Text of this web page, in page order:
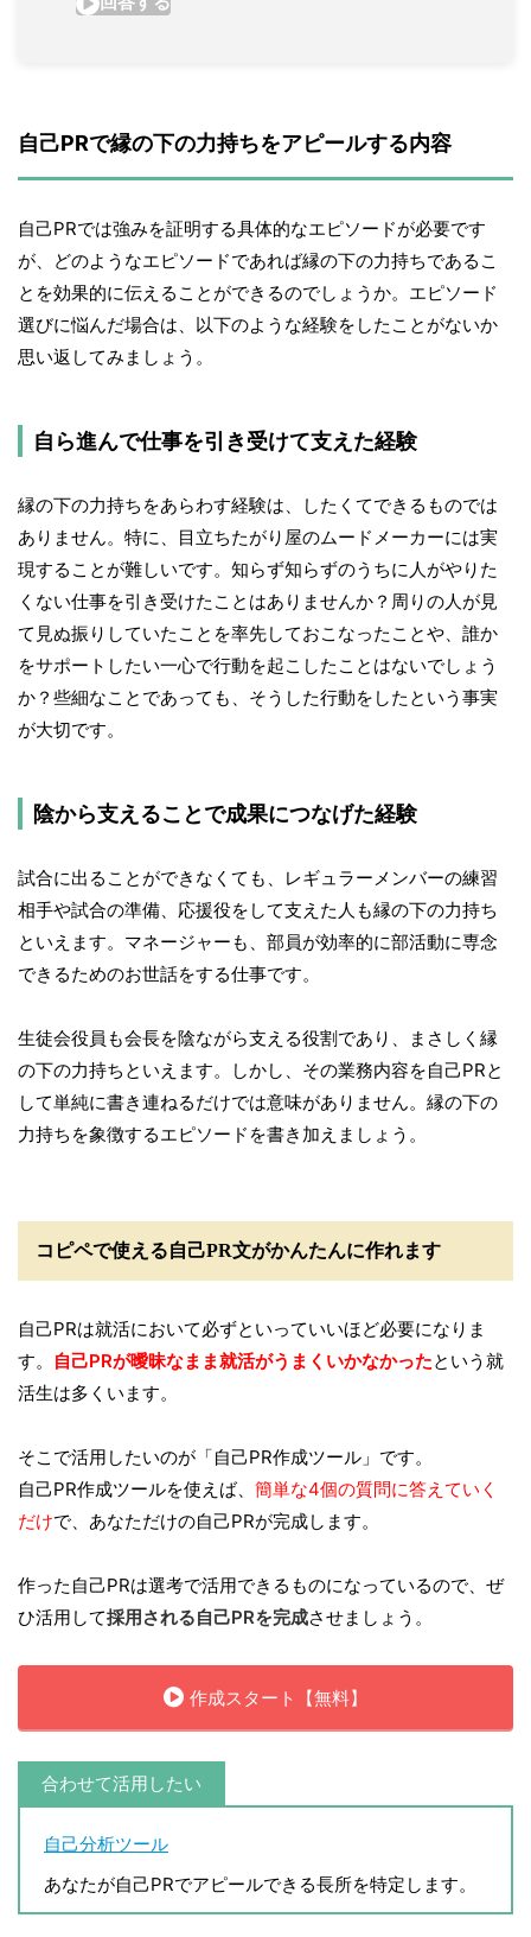
自己PRで縁の下の力持ちをアピールする内容
自己PRでは強みを証明する具体的なエピソードが必要です
が、どのようなエピソードであれば縁の下の力持ちであるこ
とを効果的に伝えることができるのでしょうか。エピソード
選びに悩んだ場合は、以下のような経験をしたことがないか
思い返してみましょう。
自ら進んで仕事を引き受けて支えた経験
縁の下の力持ちをあらわす経験は、したくてできるものでは
ありません。特に、目立ちたがり屋のムードメーカーには実
現することが難しいです。知らず知らずのうちに人がやりた
くない仕事を引き受けたことはありませんか？周りの人が見
て見ぬ振りしていたことを率先しておこなったことや、誰か
をサポートしたい一心で行動を起こしたことはないでしょう
か？些細なことであっても、そうした行動をしたという事実
が大切です。
陰から支えることで成果につなげた経験
試合に出ることができなくても、レギュラーメンバーの練習
相手や試合の準備、応援役をして支えた人も縁の下の力持ち
といえます。マネージャーも、部員が効率的に部活動に専念
できるためのお世話をする仕事です。
生徒会役員も会長を陰ながら支える役割であり、まさしく縁
の下の力持ちといえます。しかし、その業務内容を自己PRと
して単純に書き連ねるだけでは意味がありません。縁の下の
力持ちを象徴するエピソードを書き加えましょう。
コピペで使える自己PR文がかんたんに作れます
自己PRは就活において必ずといっていいほど必要になりま
す。
自己PRが曖昧なまま就活がうまくいかなかったという就
活生は多くいます。
そこで活用したいのが「自己PR作成ツール」です。
自己PR作成ツールを使えば、 簡単な4個の質問に答えていく
だけで、あなただけの自己PRが完成します。
作った自己PRは選考で活用できるものになっているので、ぜ
ひ活用して採用される自己PRを完成させましょう。
作成スタート【無料】
合わせて活用したい
自己分析ツール
あなたが自己PRでアピールできる長所を特定します。